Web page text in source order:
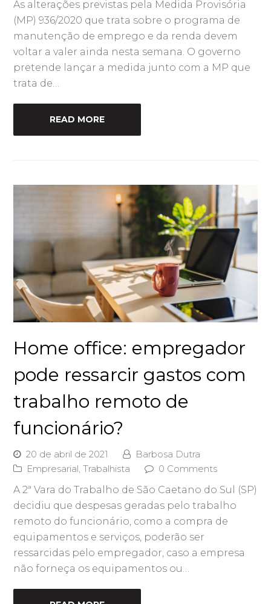
As alterações previstas pela Medida Provisória
(MP) 936/2020 que trata sobre o programa de
manutenção de emprego e da renda devem
voltar a valer ainda nesta semana. O governo
pretende lançar a medida junto com a MP que
trata de…
READ MORE
Home office: empregador
pode ressarcir gastos com
trabalho remoto de
funcionário?
20 de abril de 2021
Barbosa Dutra
Empresarial,Trabalhista 0 Comments
A 2ª Vara do Trabalho de São Caetano do Sul (SP)
decidiu que despesas geradas pelo trabalho
remoto do funcionário, como a compra de
equipamentos e serviços, poderão ser
ressarcidas pelo empregador, caso a empresa
não forneça os equipamentos ou…